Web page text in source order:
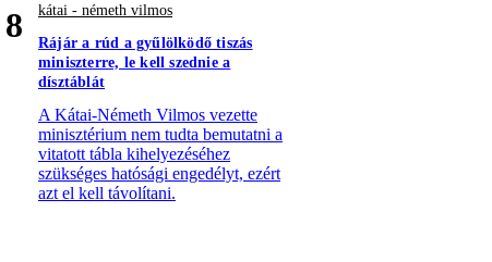
8
kátai - németh vilmos
Rájár a rúd a gyűlölködő tiszás
miniszterre, le kell szednie a
dísztáblát
A Kátai-Németh Vilmos vezette
minisztérium nem tudta bemutatni a
vitatott tábla kihelyezéséhez
szükséges hatósági engedélyt, ezért
azt el kell távolítani.